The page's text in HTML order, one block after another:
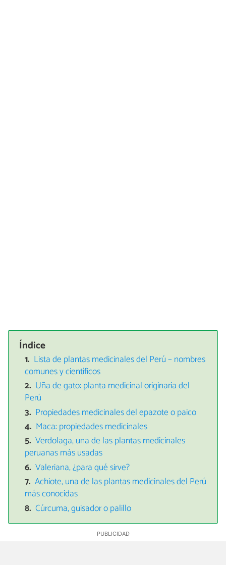
Índice
Lista de plantas medicinales del Perú – nombres
comunes y científicos
Uña de gato: planta medicinal originaria del
Perú
Propiedades medicinales del epazote o paico
Maca: propiedades medicinales
Verdolaga, una de las plantas medicinales
peruanas más usadas
Valeriana, ¿para qué sirve?
Achiote, una de las plantas medicinales del Perú
más conocidas
Cúrcuma, guisador o palillo